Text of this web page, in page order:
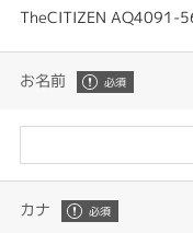
TheCITIZEN AQ4091-
お名前
カナ